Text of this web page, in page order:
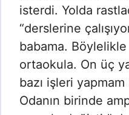
isterdi. Yolda
“derslerine
babama. Böylelikle
ortaokula. On üç
bazı işleri
Odanın birinde